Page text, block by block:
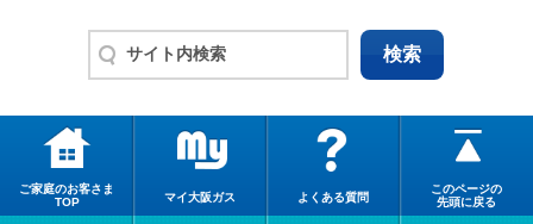
ご家庭のお客さま
TOP
マイ大阪ガス よくある質問
このページの
先頭に戻る